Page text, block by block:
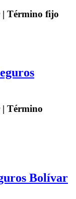
| Término fijo
| Término
Bolívar